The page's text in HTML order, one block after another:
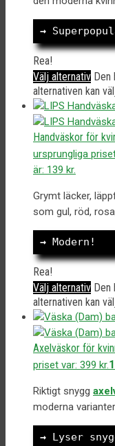
→
Rea!
Välj alternativ Den
alternativen kan
Handväskor för
ursprungliga
är: 139 kr.
Grymt läcker,
som gul, röd,
→ Modern!
Rea!
Välj alternativ Den
alternativen kan
Axelväskor för
priset var: 399 kr.
Riktigt snygg
moderna
→ Lyser